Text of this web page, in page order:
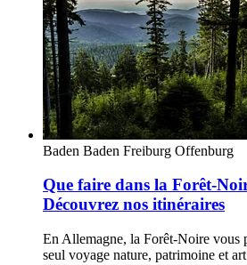
Baden Baden Freiburg Offenburg
Que faire dans la Forêt-
Découvrez nos itinéraires
En Allemagne, la Forêt-Noire vous
seul voyage nature, patrimoine et